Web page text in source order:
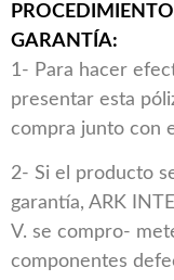
GARANTÍA:
1- Para hacer
presentar esta
compra junto con
2- Si el producto
garantía, ARK
V. se compro-
componentes